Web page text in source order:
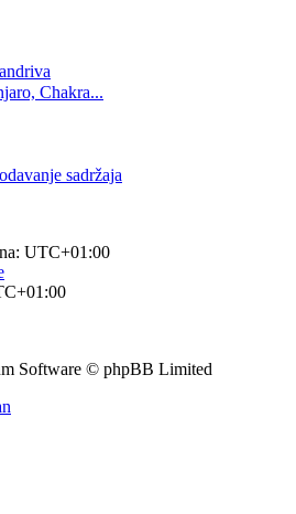
Chakra...
sadržaja
UTC+01:00
Software © phpBB Limited